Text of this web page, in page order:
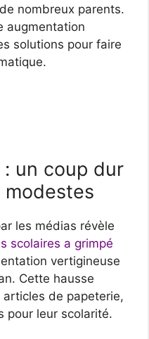
nombreux parents.
augmentation
solutions pour faire
un coup dur
modestes
les médias révèle
scolaires a grimpé
vertigineuse
Cette hausse
de papeterie,
pour leur scolarité.